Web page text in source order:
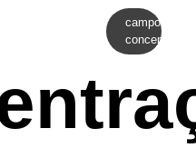
campos de
concentração